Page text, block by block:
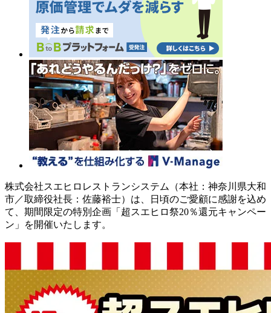
株式会社スエヒロレストランシステム（本社：神奈川県大和
市／取締役社長：佐藤裕士）は、日頃のご愛顧に感謝を込め
て、期間限定の特別企画「超スエヒロ祭20％還元キャンペー
ン」を開催いたします。